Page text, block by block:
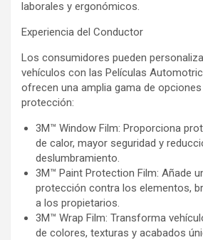
laborales y ergonómicos.
Experiencia del Conductor
Los consumidores pueden
vehículos con las Películas
ofrecen una amplia gama de
protección:
3M™ Window Film: Proporciona
de calor, mayor seguridad y
deslumbramiento.
3M™ Paint Protection Film: Añade
protección contra los elementos,
a los propietarios.
3M™ Wrap Film: Transforma
de colores, texturas y acabados